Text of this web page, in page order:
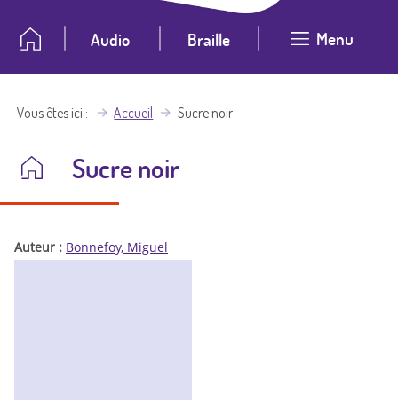
Audio Braille Menu
Vous êtes ici Accueil Sucre noir
Sucre noir
Auteur : Bonnefoy, Miguel